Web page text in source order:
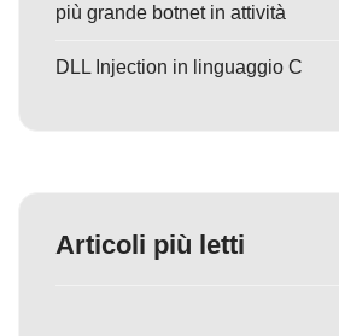
più grande botnet in attività
DLL Injection in linguaggio C
Articoli più letti